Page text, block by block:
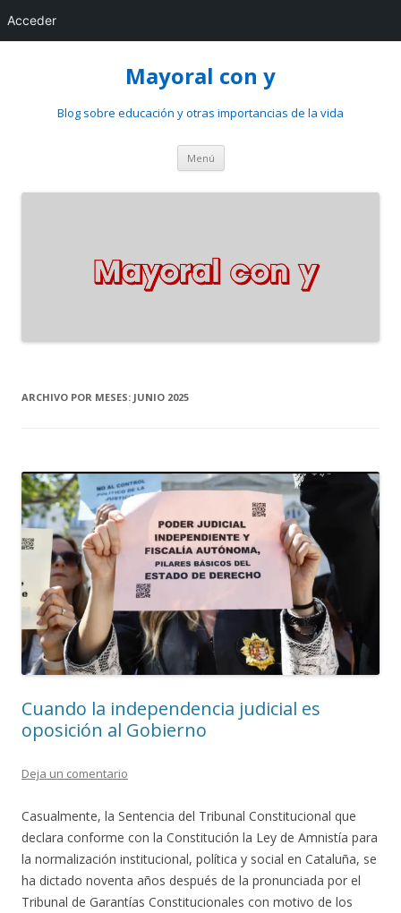
Acceder
Mayoral con y
Blog sobre educación y otras importancias de la vida
Menú Saltar
contenido
ARCHIVO POR MESES: JUNIO 2025
Cuando la independencia judicial es
oposición al Gobierno
Deja un comentario
Casualmente, la Sentencia del Tribunal Constitucional que
declara conforme con la Constitución la Ley de Amnistía para
la normalización institucional, política y social en Cataluña, se
ha dictado noventa años después de la pronunciada por el
Tribunal de Garantías Constitucionales con motivo de los